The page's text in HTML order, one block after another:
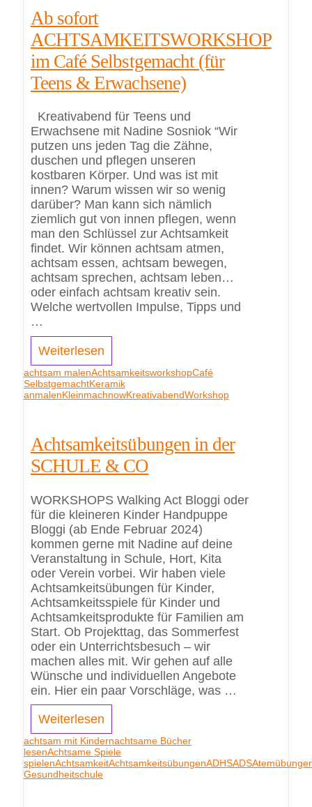
Ab sofort
ACHTSAMKEITSWORKSHOP
im Café Selbstgemacht (für
Teens & Erwachsene)
Kreativabend für Teens und
Erwachsene mit Nadine Sosniok “Wir
putzen uns jeden Tag die Zähne,
duschen und pflegen unseren
kostbaren Körper. Und was ist mit
innen? Warum wissen wir so wenig
darüber? Man kann sich nämlich
ziemlich gut von innen pflegen, wenn
man den Schlüssel zur Achtsamkeit
findet. Wir können achtsam atmen,
achtsam essen, achtsam bewegen,
achtsam sprechen, achtsam leben…
oder einfach achtsam kreativ sein.
Welche wertvollen Impulse, Tipps und
…
Weiterlesen
achtsam malenAchtsamkeitsworkshopCafé
SelbstgemachtKeramik
anmalenKleinmachnowKreativabendWorkshop
Achtsamkeitsübungen in der
SCHULE & CO
WORKSHOPS Walking Act Bloggi oder
für die kleineren Kinder Handpuppe
Bloggi (ab Ende Februar 2024)
kommen gerne mit Nadine auf deine
Veranstaltung in Schule, Hort, Kita
oder Verein vorbei. Wir haben viele
Achtsamkeitsübungen für Kinder,
Achtsamkeitsspiele für Kinder und
Achtsamkeitsprodukte für Familien am
Start. Ob Projekttag, das Sommerfest
oder ein Unterrichtsbesuch – wir
machen alles mit. Wir gehen auf alle
Wünsche und individuellen Angebote
ein. Hier ein paar Vorschläge, was …
Weiterlesen
achtsam mit Kindernachtsame Bücher
lesenAchtsame Spiele
spielenAchtsamkeitAchtsamkeitsübungenADHSADS
Gesundheitschule